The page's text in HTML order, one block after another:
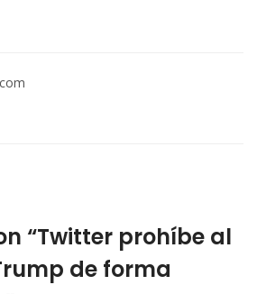
“Twitter prohíbe al
de forma